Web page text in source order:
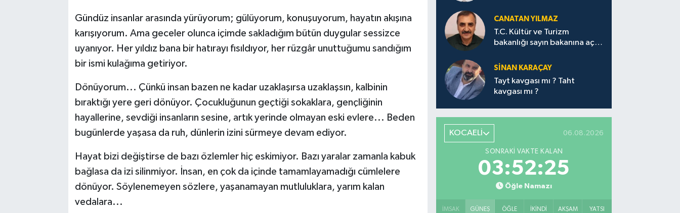
Gündüz insanlar arasında yürüyorum; gülüyorum, konuşuyorum, hayatın akışına
karışıyorum. Ama geceler olunca içimde sakladığım bütün duygular sessizce
uyanıyor. Her yıldız bana bir hatırayı fısıldıyor, her rüzgâr unuttuğumu sandığım
bir ismi kulağıma getiriyor.
Dönüyorum... Çünkü insan bazen ne kadar uzaklaşırsa uzaklaşsın, kalbinin
bıraktığı yere geri dönüyor. Çocukluğunun geçtiği sokaklara, gençliğinin
hayallerine, sevdiği insanların sesine, artık yerinde olmayan eski evlere... Beden
bugünlerde yaşasa da ruh, dünlerin izini sürmeye devam ediyor.
Hayat bizi değiştirse de bazı özlemler hiç eskimiyor. Bazı yaralar zamanla kabuk
bağlasa da izi silinmiyor. İnsan, en çok da içinde tamamlayamadığı cümlelere
dönüyor. Söylenemeyen sözlere, yaşanamayan mutluluklara, yarım kalan
vedalara...
CANATAN YILMAZ
T.C. Kültür ve Turizm
bakanlığı sayın bakanına açık
SİNAN KARAÇAY
Tayt kavgası mı ? Taht
kavgası mı ?
KOCAELİ 06.08.2026
SONRAKI VAKTE KALAN
03:52:24
Öğle Namazı
İMSAK GÜNEŞ ÖĞLE İKINDI AKŞAM YATSI